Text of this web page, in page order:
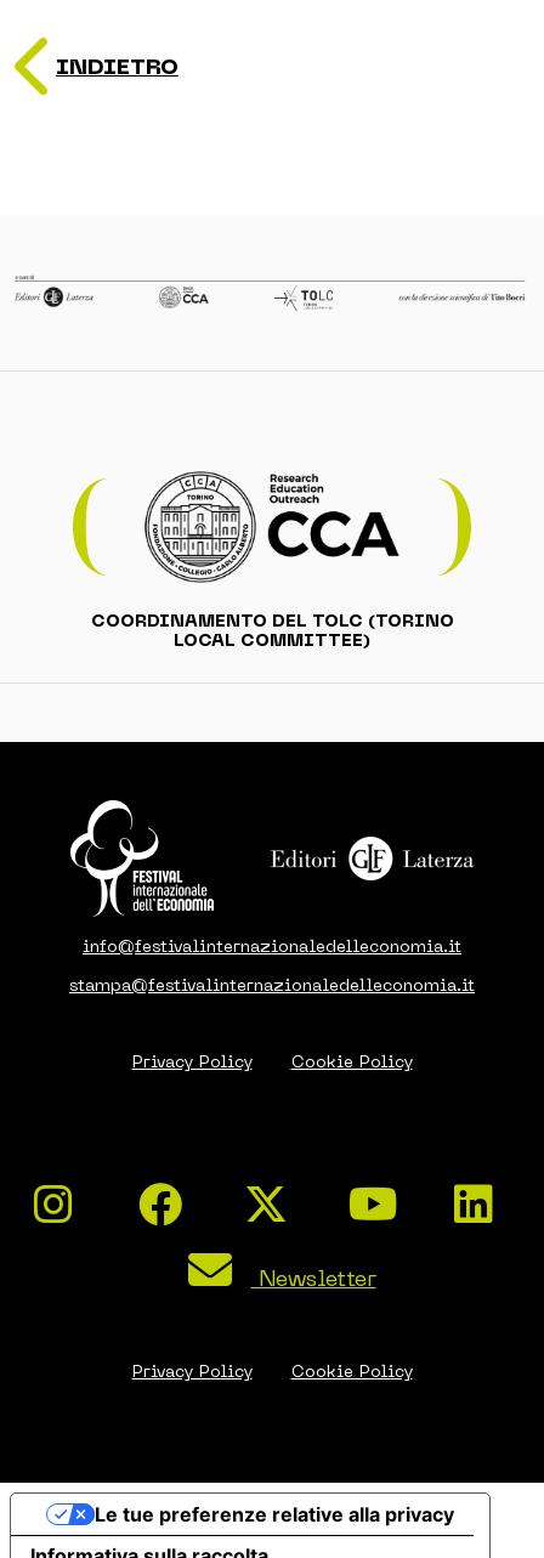
INDIETRO
COORDINAMENTO DEL TOLC (TORINO
LOCAL COMMITTEE)
info@festivalinternazionaledelleconomia.it
stampa@festivalinternazionaledelleconomia.it
Privacy Policy Cookie Policy
Newsletter
Privacy Policy Cookie Policy
Le tue preferenze relative alla privacy